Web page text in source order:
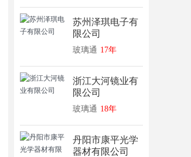
苏州泽琪电子有
限公司
玻璃通 17年
浙江大河镜业有
限公司
玻璃通 18年
丹阳市康平光学
器材有限公司